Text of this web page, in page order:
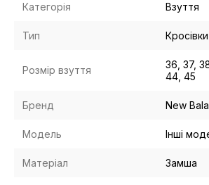
Категорія Взуття
Тип Кросівки
Розмір взуття
36, 37,
44, 45
Бренд New
Модель Інші
Матеріал Замша